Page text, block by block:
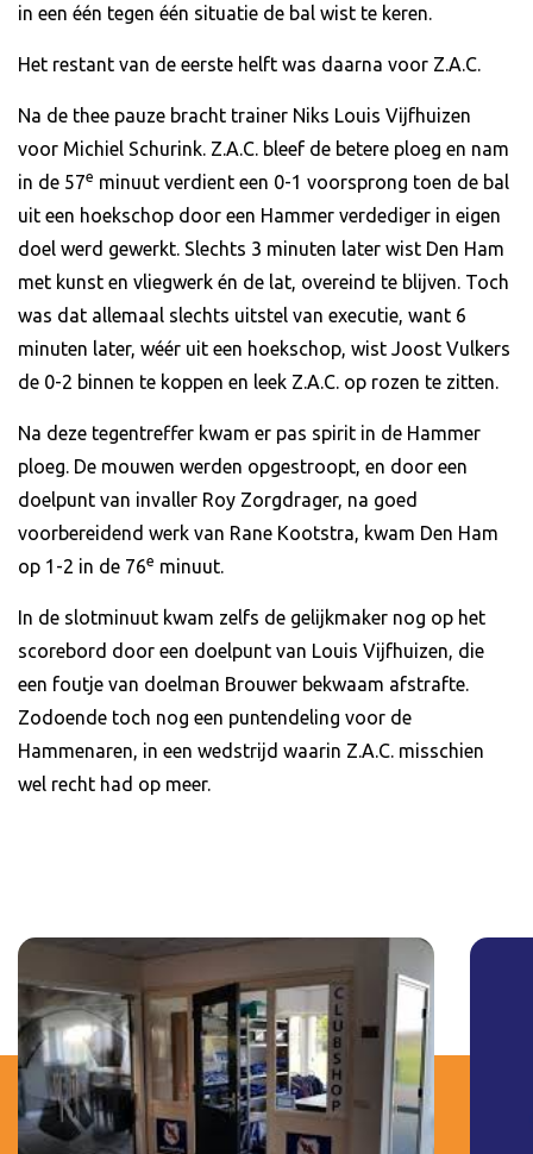
in een één tegen één situatie de bal wist te keren.
Het restant van de eerste helft was daarna voor Z.A.C.
Na de thee pauze bracht trainer Niks Louis Vijfhuizen
voor Michiel Schurink. Z.A.C. bleef de betere ploeg en nam
in de 57e minuut verdient een 0-1 voorsprong toen de bal
uit een hoekschop door een Hammer verdediger in eigen
doel werd gewerkt. Slechts 3 minuten later wist Den Ham
met kunst en vliegwerk én de lat, overeind te blijven. Toch
was dat allemaal slechts uitstel van executie, want 6
minuten later, wéér uit een hoekschop, wist Joost Vulkers
de 0-2 binnen te koppen en leek Z.A.C. op rozen te zitten.
Na deze tegentreffer kwam er pas spirit in de Hammer
ploeg. De mouwen werden opgestroopt, en door een
doelpunt van invaller Roy Zorgdrager, na goed
voorbereidend werk van Rane Kootstra, kwam Den Ham
op 1-2 in de 76e minuut.
In de slotminuut kwam zelfs de gelijkmaker nog op het
scorebord door een doelpunt van Louis Vijfhuizen, die
een foutje van doelman Brouwer bekwaam afstrafte.
Zodoende toch nog een puntendeling voor de
Hammenaren, in een wedstrijd waarin Z.A.C. misschien
wel recht had op meer.